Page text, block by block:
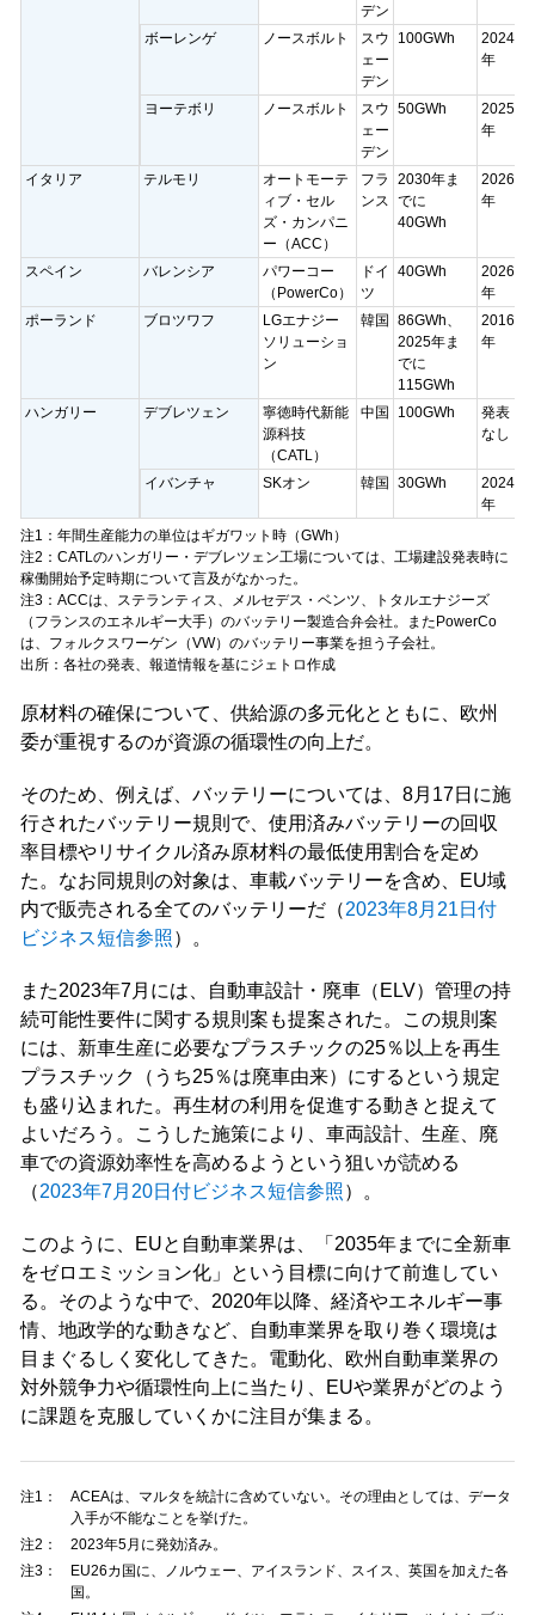
デン
ボーレンゲ ノースボルト
スウ
ェー
デン
100GWh
2024
年
ヨーテボリ ノースボルト
スウ
ェー
デン
50GWh
2025
年
イタリア テルモリ
オートモーテ
ィブ・セル
ズ・カンパニ
ー（ACC）
フラ
ンス
2030年ま
でに
40GWh
2026
年
スペイン バレンシア
パワーコー
（PowerCo）
ドイ
ツ
40GWh
2026
年
ポーランド
ブロツワフ
LGエナジー
ソリューショ
ン
韓国
86GWh、
2025年ま
でに
115GWh
2016
年
ハンガリー デブレツェン
寧徳時代新能
源科技
（CATL）
中国 100GWh
発表
なし
イバンチャ SKオン 韓国 30GWh
2024
年
注1：年間生産能力の単位はギガワット時（GWh）
注2：CATLのハンガリー・デブレツェン工場については、工場建設発表時に
稼働開始予定時期について言及がなかった。
注3：ACCは、ステランティス、メルセデス・ベンツ、トタルエナジーズ
（フランスのエネルギー大手）のバッテリー製造合弁会社。またPowerCo
は、フォルクスワーゲン（VW）のバッテリー事業を担う子会社。
出所：各社の発表、報道情報を基にジェトロ作成
原材料の確保について、供給源の多元化とともに、欧州
委が重視するのが資源の循環性の向上だ。
そのため、例えば、バッテリーについては、8月17日に施
行されたバッテリー規則で、使用済みバッテリーの回収
率目標やリサイクル済み原材料の最低使用割合を定め
た。なお同規則の対象は、車載バッテリーを含め、EU域
内で販売される全てのバッテリーだ（2023年8月21日付
ビジネス短信参照）。
また2023年7月には、自動車設計・廃車（ELV）管理の持
続可能性要件に関する規則案も提案された。この規則案
には、新車生産に必要なプラスチックの25％以上を再生
プラスチック（うち25％は廃車由来）にするという規定
も盛り込まれた。再生材の利用を促進する動きと捉えて
よいだろう。こうした施策により、車両設計、生産、廃
車での資源効率性を高めるようという狙いが読める
（2023年7月20日付ビジネス短信参照）。
このように、EUと自動車業界は、「2035年までに全新車
をゼロエミッション化」という目標に向けて前進してい
る。そのような中で、2020年以降、経済やエネルギー事
情、地政学的な動きなど、自動車業界を取り巻く環境は
目まぐるしく変化してきた。電動化、欧州自動車業界の
対外競争力や循環性向上に当たり、EUや業界がどのよう
に課題を克服していくかに注目が集まる。
注1：
ACEAは、マルタを統計に含めていない。その理由としては、データ
入手が不能なことを挙げた。
注2：
2023年5月に発効済み。
注3：
EU26カ国に、ノルウェー、アイスランド、スイス、英国を加えた各
国。